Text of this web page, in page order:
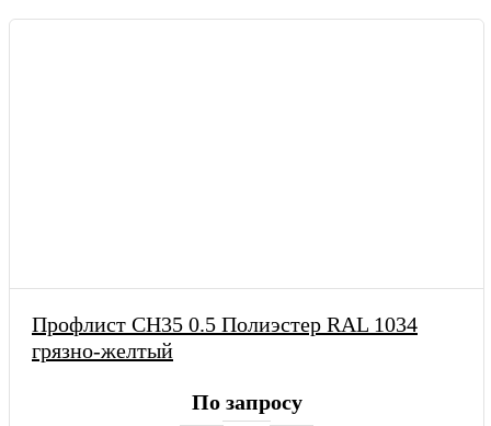
Профлист СН35 0.5 Полиэстер RAL 1034
грязно-желтый
По запросу